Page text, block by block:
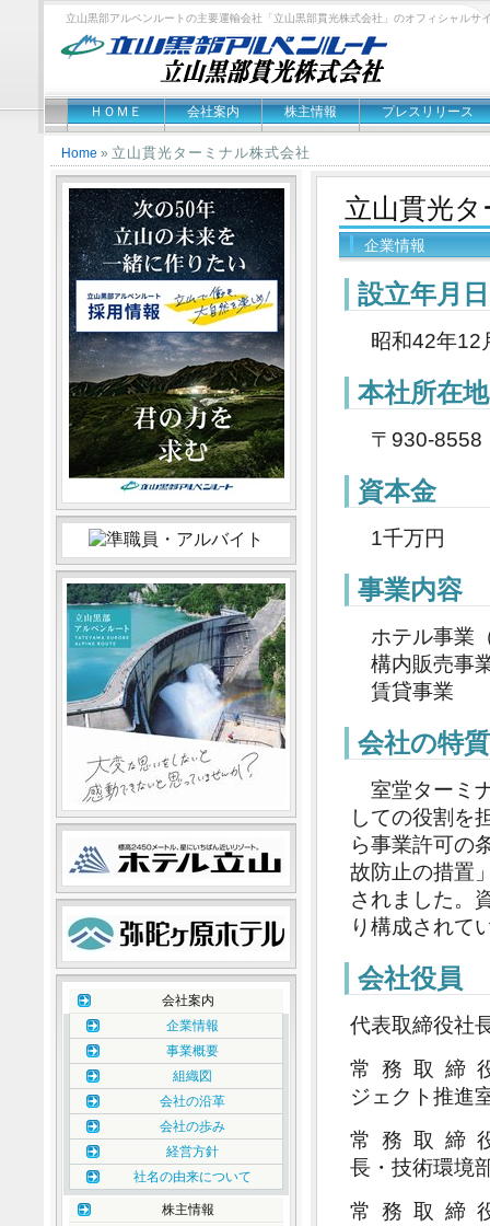
立山黒部アルペンルートの主要運輸会社「立山黒部貫光株式会社」のオフィシャルサ
ＨＯＭＥ 会社案内 株主情報 プレスリリース
Home » 立山貫光ターミナル株式会社
立山貫光
企業情報
設立年月日
昭和42年12
本社所在地
〒930-
資本金
1千万円
事業内容
ホテル事業
構内販売事
賃貸事業
会社の特質
室堂ターミ
しての役割を
ら事業許可の
故防止の措置
されました。
り構成されて
会社役員
代表取締
常 務 取
ジェクト推進
常 務 取
長・技術環境
常 務 取
会社案内
企業情報
事業概要
組織図
会社の沿革
会社の歩み
経営方針
社名の由来について
株主情報